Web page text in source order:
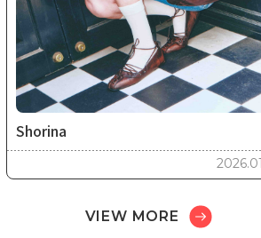
Shorina
VIEW MORE